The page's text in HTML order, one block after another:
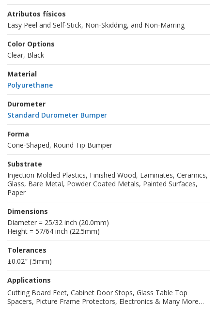
Atributos físicos
Easy Peel and Self-Stick, Non-Skidding, and Non-Marring
Color Options
Clear, Black
Material
Polyurethane
Durometer
Standard Durometer Bumper
Forma
Cone-Shaped, Round Tip Bumper
Substrate
Injection Molded Plastics, Finished Wood, Laminates, Ceramics,
Glass, Bare Metal, Powder Coated Metals, Painted Surfaces,
Paper
Dimensions
Diameter = 25/32 inch (20.0mm)
Height = 57/64 inch (22.5mm)
Tolerances
±0.02″ (.5mm)
Applications
Cutting Board Feet, Cabinet Door Stops, Glass Table Top
Spacers, Picture Frame Protectors, Electronics & Many More…